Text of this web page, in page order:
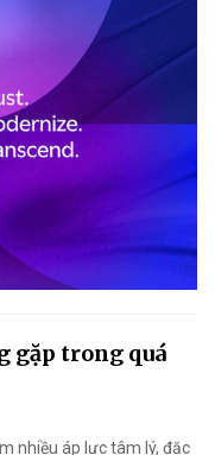
gặp trong quá
nhiều áp lực tâm lý, đặc